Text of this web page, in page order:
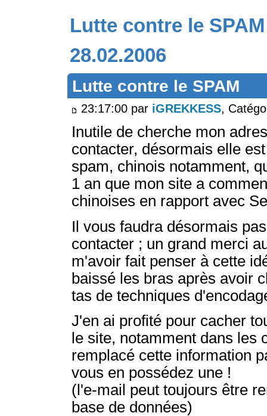
Lutte contre le SPAM
28.02.2006
Lutte contre le SPAM
23:17:00 par iGREKKESS,
Inutile de cherche mon
contacter, désormais elle
spam, chinois notamment,
1 an que mon site a
chinoises en rapport avec
Il vous faudra désormais
contacter ; un grand merci
m'avoir fait penser à cette
baissé les bras après avoir
tas de techniques
J'en ai profité pour cacher
le site, notamment dans les
remplacé cette information
vous en possédez une !
(l'e-mail peut toujours être
base de données)